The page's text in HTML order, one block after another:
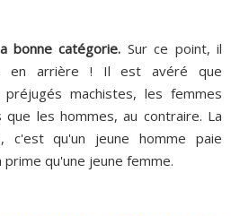
bonne catégorie. Sur ce point, il
en arrière ! Il est avéré que
machistes, les femmes
les hommes, au contraire. La
c'est qu'un jeune homme paie
qu'une jeune femme.